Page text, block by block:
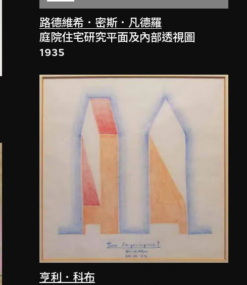
路德維希．密斯．凡德羅
庭院住宅研究平面及內部透視圖
1935
亨利．科布